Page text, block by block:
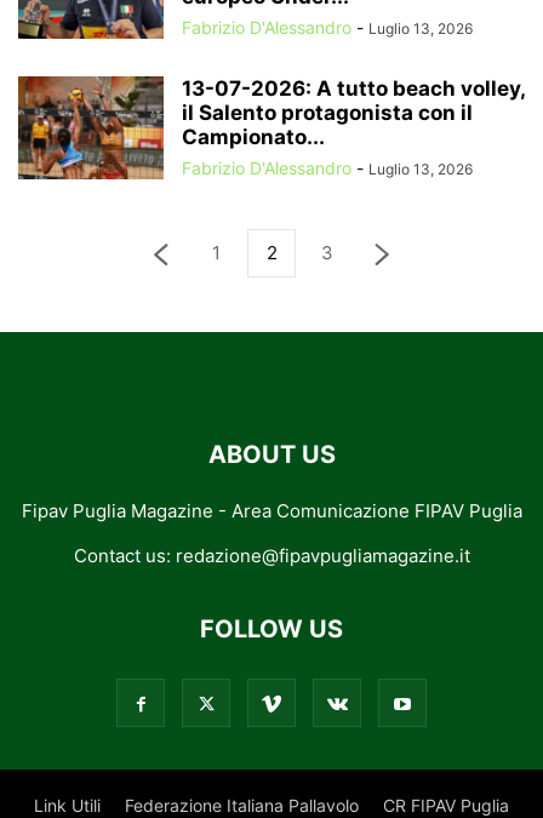
Fabrizio D'Alessandro - Luglio 13, 2026
13-07-2026: A tutto beach volley,
il Salento protagonista con il
Campionato...
Fabrizio D'Alessandro - Luglio 13, 2026
1 2 3
ABOUT US
Fipav Puglia Magazine - Area Comunicazione FIPAV Puglia
Contact us: redazione@fipavpugliamagazine.it
FOLLOW US
Link Utili Federazione Italiana Pallavolo CR FIPAV Puglia